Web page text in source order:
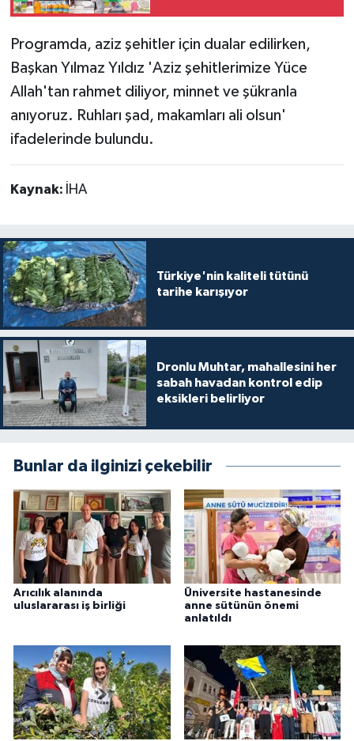
Programda, aziz şehitler için dualar edilirken,
Başkan Yılmaz Yıldız 'Aziz şehitlerimize Yüce
Allah'tan rahmet diliyor, minnet ve şükranla
anıyoruz. Ruhları şad, makamları ali olsun'
ifadelerinde bulundu.
Kaynak: İHA
Türkiye'nin kaliteli tütünü
tarihe karışıyor
Dronlu Muhtar, mahallesini her
sabah havadan kontrol edip
eksikleri belirliyor
Bunlar da ilginizi çekebilir
Arıcılık alanında
uluslararası iş birliği
Üniversite hastanesinde
anne sütünün önemi
anlatıldı